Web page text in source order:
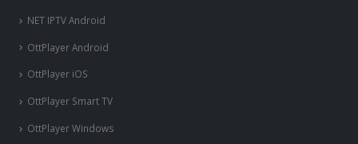
NET IPTV Android
OttPlayer Android
OttPlayer iOS
OttPlayer Smart TV
OttPlayer Windows